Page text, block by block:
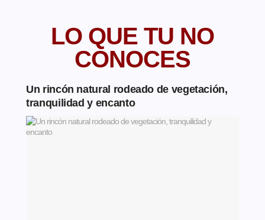
LO QUE TU NO
CONOCES
Un rincón natural rodeado de vegetación,
tranquilidad y encanto